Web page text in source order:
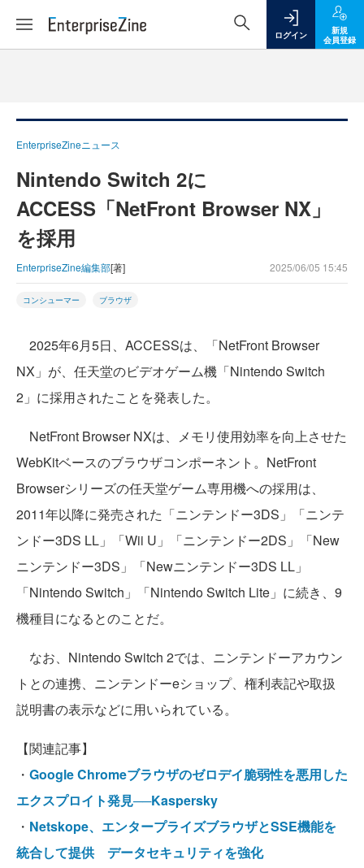
ログイン
新規
会員登録
EnterpriseZineニュース
Nintendo Switch 2に
ACCESS「NetFront Browser NX」
を採用
EnterpriseZine編集部[著] 2025/06/05 15:45
コンシューマー ブラウザ
2025年6月5日、ACCESSは、「NetFront Browser
NX」が、任天堂のビデオゲーム機「Nintendo Switch
2」に採用されたことを発表した。
NetFront Browser NXは、メモリ使用効率を向上させた
WebKitベースのブラウザコンポーネント。NetFront
Browserシリーズの任天堂ゲーム専用機への採用は、
2011年以降に発売された「ニンテンドー3DS」「ニンテ
ンドー3DS LL」「Wii U」「ニンテンドー2DS」「New
ニンテンドー3DS」「Newニンテンドー3DS LL」
「Nintendo Switch」「Nintendo Switch Lite」に続き、9
機種目になるとのことだ。
なお、Nintendo Switch 2では、ニンテンドーアカウン
トとの連携、ニンテンドーeショップ、権利表記や取扱
説明書の表示などに用いられている。
【関連記事】
・ Google Chromeブラウザのゼロデイ脆弱性を悪用した
エクスプロイト発見──Kaspersky
・ Netskope、エンタープライズブラウザとSSE機能を
統合して提供 データセキュリティを強化